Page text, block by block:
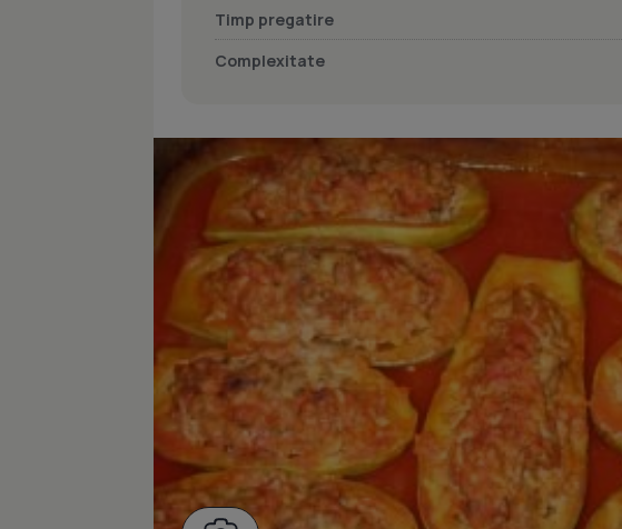
Timp pregatire
Complexitate